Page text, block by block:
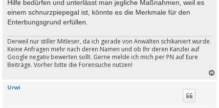
Hilfe bedürfen und unterlässt man jegliche Maßnahmen, weil es
einem schnurzpiepegal ist, könnte es die Merkmale für den
Enterbungsgrund erfüllen.
Derweil nur stiller Mitleser, da ich gerade von Anwälten schikaniert wurde.
Keine Anfragen mehr nach deren Namen und ob Ihr deren Kanzlei auf
Google negativ bewerten sollt. Gerne melde ich mich per PN auf Eure
Beiträge. Vorher bitte die Forensuche nutzen!
Urwi